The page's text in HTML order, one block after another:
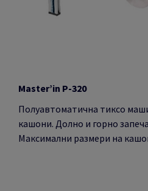
Master’in P-320
Полуавтоматична тиксо
кашони. Долно и горно
Максимални размери на